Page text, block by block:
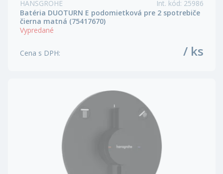
HANSGROHE Int. kód: 25986
Batéria DUOTURN E podomietková pre 2 spotrebiče
čierna matná (75417670)
Vypredané
Cena s DPH: / ks